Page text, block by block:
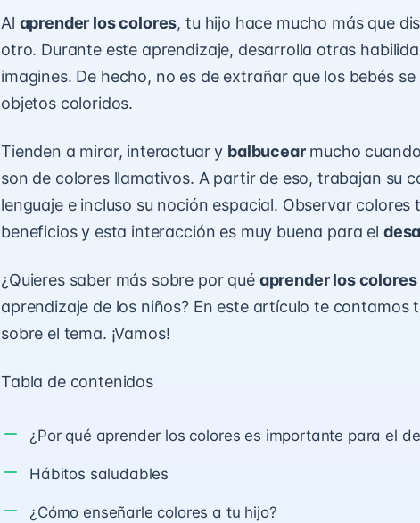
Al aprender los colores, tu hijo hace mucho más que
otro. Durante este aprendizaje, desarrolla otras
imagines. De hecho, no es de extrañar que los bebés
objetos coloridos.
Tienden a mirar, interactuar y balbucearmucho
son de colores llamativos. A partir de eso, trabajan su
lenguaje e incluso su noción espacial. Observar colores
beneficios y esta interacción es muy buena para el
¿Quieres saber más sobre por qué aprender los colores
aprendizaje de los niños? En este artículo te contamos
sobre el tema. ¡Vamos!
Tabla de contenidos
¿Por qué aprender los colores es importante para el
Hábitos saludables
¿Cómo enseñarle colores a tu hijo?